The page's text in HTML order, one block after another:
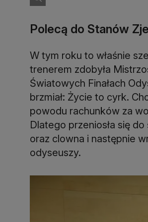
Polecą do Stanów
W tym roku to właśnie
trenerem zdobyła
Światowych Finałach
brzmiał: Życie to cyrk.
powodu rachunków za
Dlatego przeniosła się
oraz clowna i następnie
odyseuszy.